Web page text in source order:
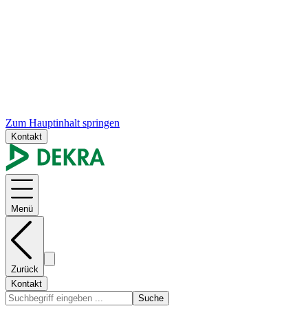
Zum Hauptinhalt springen
Kontakt
Menü
Zurück
Kontakt
Suche